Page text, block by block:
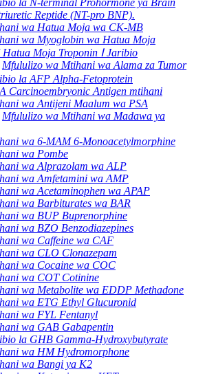
la N-terminal Prohormone ya Brain
Reptide (NT-pro BNP).
wa Hatua Moja wa CK-MB
wa Myoglobin wa Hatua Moja
Hatua Moja Troponin Ⅰ Jaribio
Mfululizo wa Mtihani wa Alama za Tumor
la AFP Alpha-Fetoprotein
Carcinoembryonic Antigen mtihani
wa Antijeni Maalum wa PSA
Mfululizo wa Mtihani wa Madawa ya
wa 6-MAM 6-Monoacetylmorphine
wa Pombe
wa Alprazolam wa ALP
wa Amfetamini wa AMP
wa Acetaminophen wa APAP
wa Barbiturates wa BAR
wa BUP Buprenorphine
wa BZO Benzodiazepines
wa Caffeine wa CAF
wa CLO Clonazepam
wa Cocaine wa COC
wa COT Cotinine
wa Metabolite wa EDDP Methadone
wa ETG Ethyl Glucuronid
wa FYL Fentanyl
wa GAB Gabapentin
la GHB Gamma-Hydroxybutyrate
wa HM Hydromorphone
wa Bangi ya K2